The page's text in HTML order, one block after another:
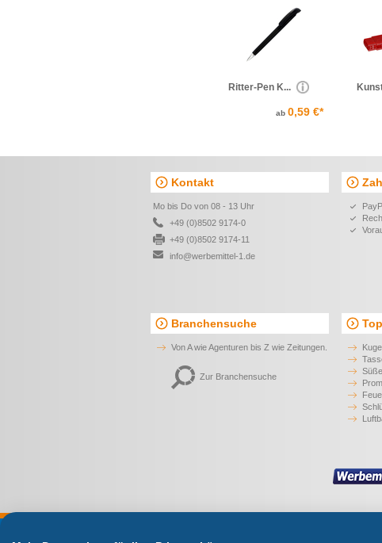
Ritter-Pen K...
ab 0,59 €*
Kontakt
Mo bis Do von 08 - 13 Uhr
+49 (0)8502 9174-0
+49 (0)8502 9174-11
info@werbemittel-1.de
Branchensuche
Von A wie Agenturen bis Z wie Zeitungen.
Zur Branchensuche